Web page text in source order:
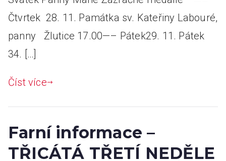
Čtvrtek 28. 11. Památka sv. Kateřiny Labouré,
panny Žlutice 17.00—– Pátek29. 11. Pátek
34. […]
Číst více
Farní informace –
TŘICÁTÁ TŘETÍ NEDĚLE